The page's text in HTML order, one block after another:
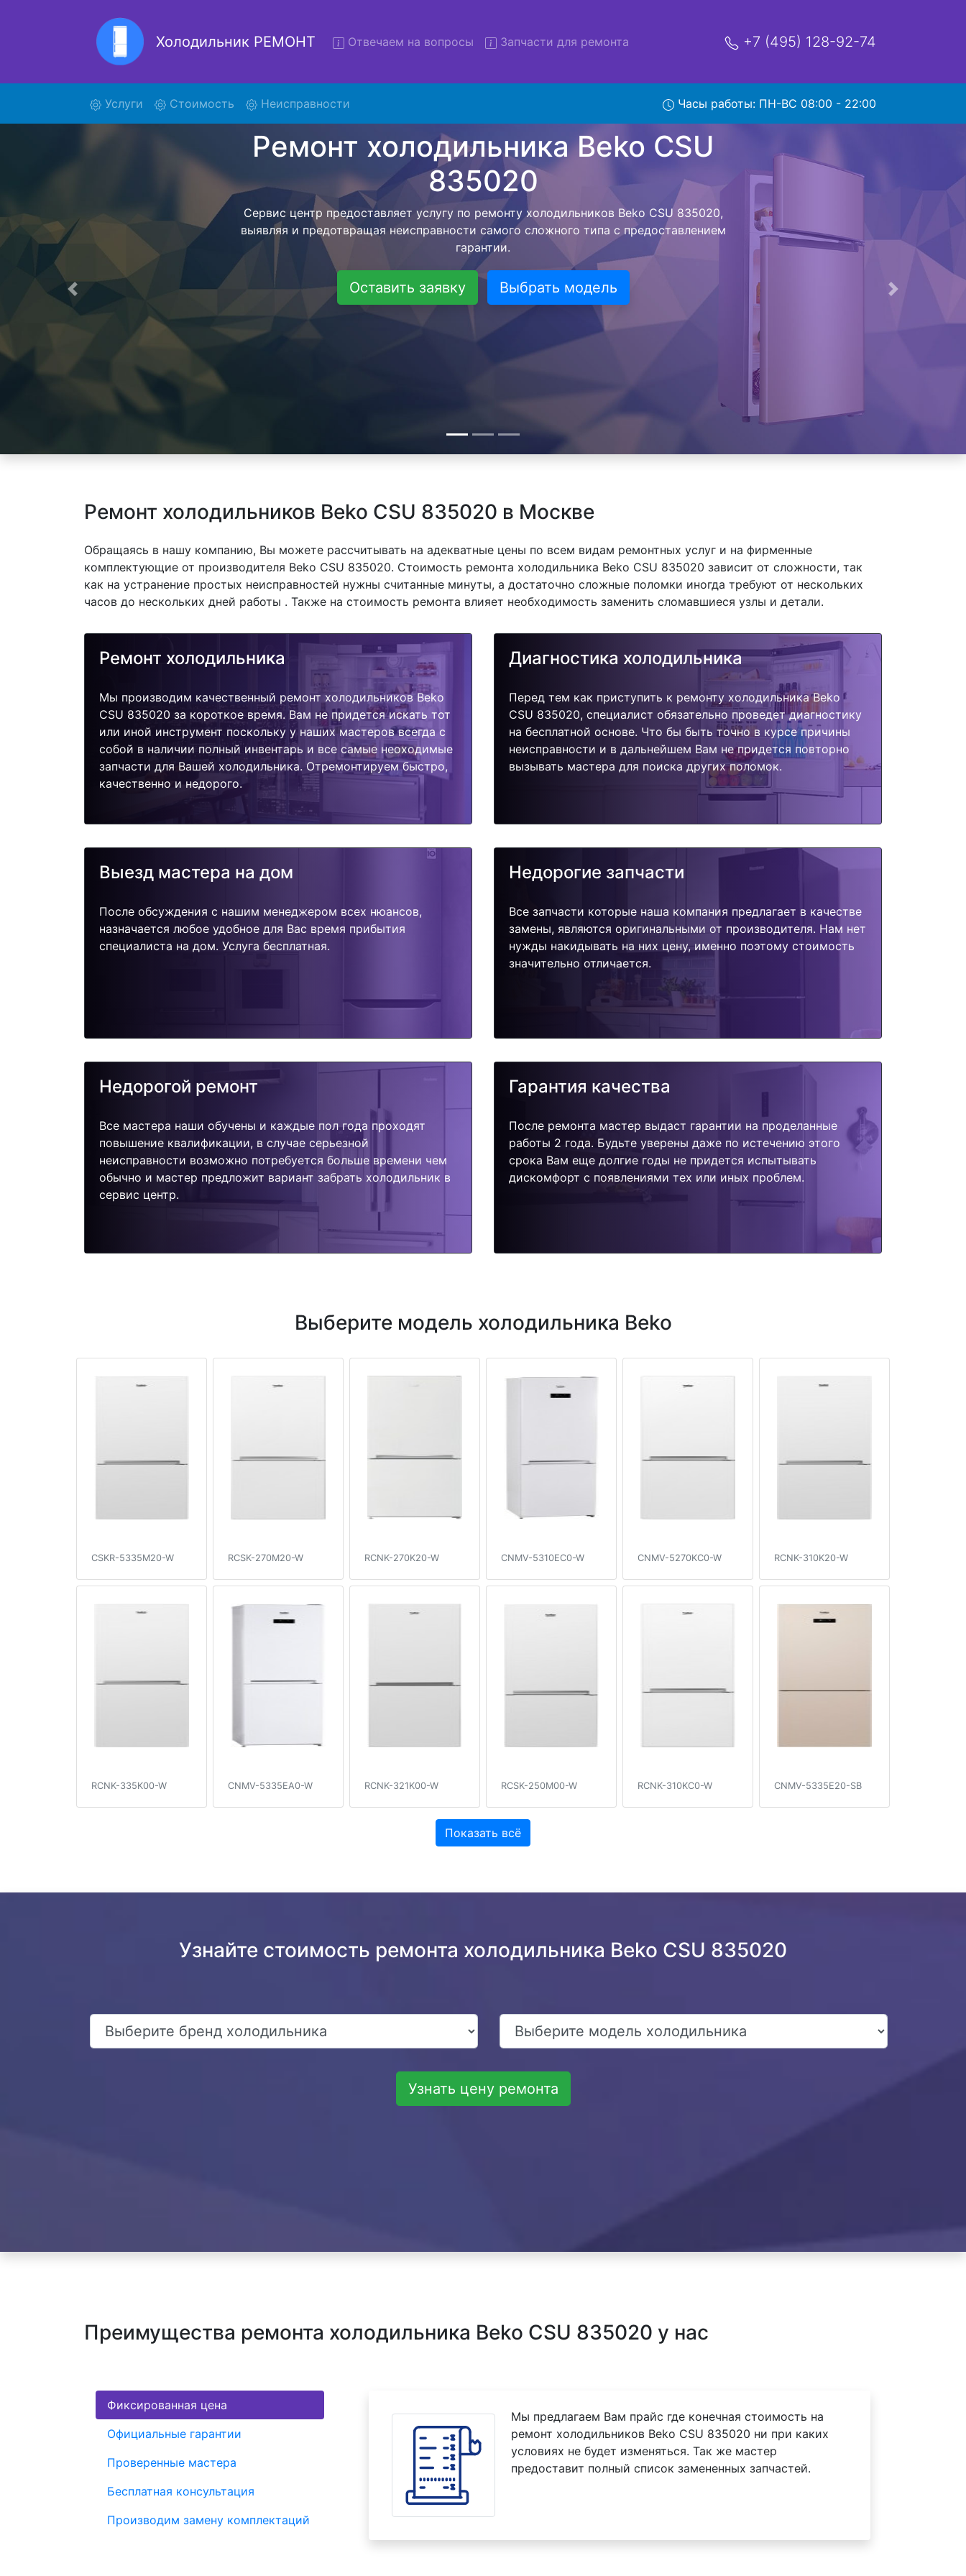
Холодильник РЕМОНТ Отвечаем на вопросы Запчасти для ремонта +7 (495) 128-92-74
Услуги (current)Стоимость Неисправности Часы работы: ПН-ВС 08:00 - 22:00
Ремонт холодильников с вывозом - чтобы клиент не тратил свое время и деньги на
поиски курьерской службы, наш мастер сам заберет холодильник Beko CSU
835020 и отвезет в сервисный центр. Ремонт холодильника Beko CSU 835020
осуществляется внутри сервисного центра, тем самым Вам не предстоит ожидать
мастера как закончит с ремонтом. Перед тем как холодильная техника сдается,
согласовывается конечная стоимость работ и в дальнейшем фиксируется.
Перечень бесплатных услуг от компании - Доставка холодильников , выезд
специалиста, консультирование и диагностика.
Оставить заявку Выбрать модель
Предыдущая Следующая
Ремонт холодильников Beko CSU 835020 в Москве
Обращаясь в нашу компанию, Вы можете рассчитывать на адекватные цены по всем видам ремонтных услуг и на фирменные
комплектующие от производителя Beko CSU 835020. Стоимость ремонта холодильника Beko CSU 835020 зависит от сложности, так
как на устранение простых неисправностей нужны считанные минуты, а достаточно сложные поломки иногда требуют от нескольких
часов до нескольких дней работы . Также на стоимость ремонта влияет необходимость заменить сломавшиеся узлы и детали.
Ремонт холодильника
Мы производим качественный ремонт холодильников Beko
CSU 835020 за короткое время. Вам не придется искать тот
или иной инструмент поскольку у наших мастеров всегда с
собой в наличии полный инвентарь и все самые неоходимые
запчасти для Вашей холодильника. Отремонтируем быстро,
качественно и недорого.
Диагностика холодильника
Перед тем как приступить к ремонту холодильника Beko
CSU 835020, специалист обязательно проведет диагностику
на бесплатной основе. Что бы быть точно в курсе причины
неисправности и в дальнейшем Вам не придется повторно
вызывать мастера для поиска других поломок.
Выезд мастера на дом
После обсуждения с нашим менеджером всех нюансов,
назначается любое удобное для Вас время прибытия
специалиста на дом. Услуга бесплатная.
Недорогие запчасти
Все запчасти которые наша компания предлагает в качестве
замены, являются оригинальными от производителя. Нам нет
нужды накидывать на них цену, именно поэтому стоимость
значительно отличается.
Недорогой ремонт
Все мастера наши обучены и каждые пол года проходят
повышение квалификации, в случае серьезной
неисправности возможно потребуется больше времени чем
обычно и мастер предложит вариант забрать холодильник в
сервис центр.
Гарантия качества
После ремонта мастер выдаст гарантии на проделанные
работы 2 года. Будьте уверены даже по истечению этого
срока Вам еще долгие годы не придется испытывать
дискомфорт с появлениями тех или иных проблем.
Выберите модель холодильника Beko
CSKR-5335M20-W RCSK-270M20-W RCNK-270K20-W CNMV-5310EC0-W CNMV-5270KC0-W RCNK-310K20-W
RCNK-335K00-W CNMV-5335EA0-W RCNK-321K00-W RCSK-250M00-W RCNK-310KC0-W CNMV-5335E20-SB
Показать всё
Узнайте стоимость ремонта холодильника Beko CSU 835020
Узнать цену ремонта
Преимущества ремонта холодильника Beko CSU 835020 у нас
Фиксированная цена
Официальные гарантии
Проверенные мастера
Бесплатная консультация
Производим замену комплектаций
Мы предлагаем Вам прайс где конечная стоимость на
ремонт холодильников Beko CSU 835020 ни при каких
условиях не будет изменяться. Так же мастер
предоставит полный список замененных запчастей.